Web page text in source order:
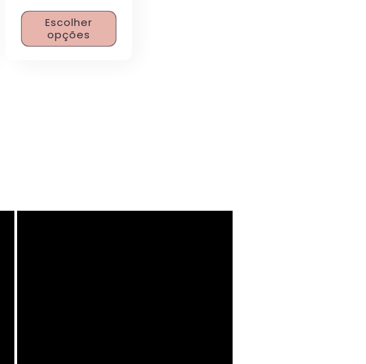
Escolher
opções